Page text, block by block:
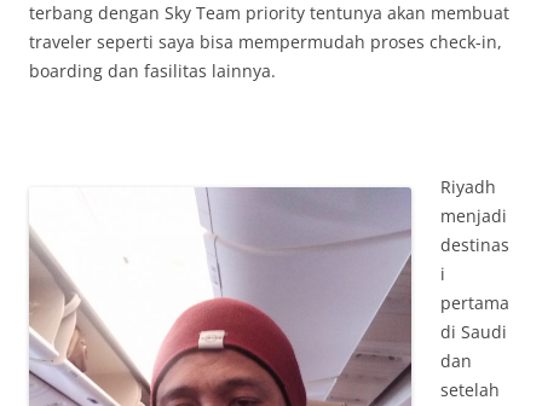
terbang dengan Sky Team priority tentunya akan membuat
traveler seperti saya bisa mempermudah proses check-in,
boarding dan fasilitas lainnya.
Riyadh
menjadi
destinas
i
pertama
di Saudi
dan
setelah